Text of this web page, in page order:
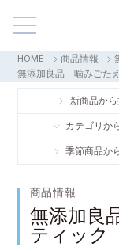
商品情報
映像ギャラリー
知る・楽しむ
お客様窓口・Q＆A
会社情報
HOME 商品情報
無添加良品 噛みごた
新商品から
カテゴリか
季節商品か
商品情報
無添加良
ティック